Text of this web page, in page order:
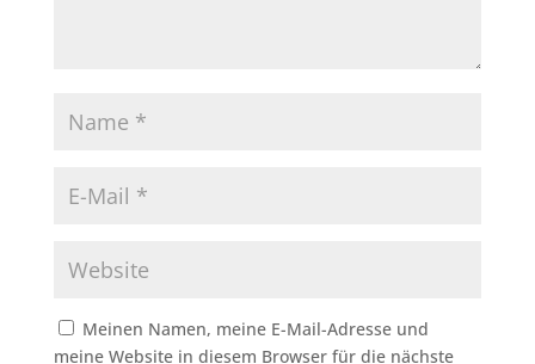
Meinen Namen, meine E-Mail-Adresse und
meine Website in diesem Browser für die nächste